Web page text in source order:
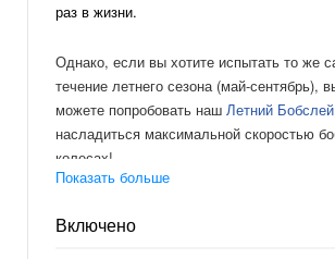
раз в жизни.
Однако, если вы хотите испытать то же
течение летнего сезона (май-сентябрь),
можете попробовать наш Летний Бобслей
насладиться максимальной скоростью
колесах!
на мягкий зимний боб (так называемого
Показать больше
Включено